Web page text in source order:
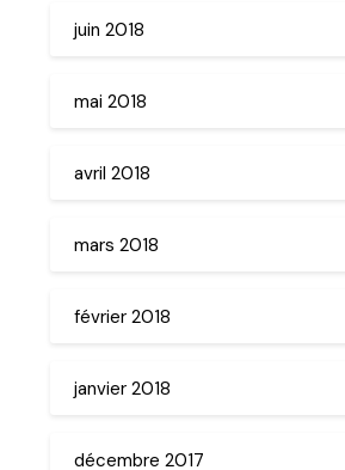
juin 2018
mai 2018
avril 2018
mars 2018
février 2018
janvier 2018
décembre 2017